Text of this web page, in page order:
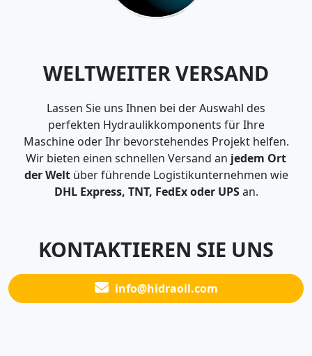
WELTWEITER VERSAND
Lassen Sie uns Ihnen bei der Auswahl des
perfekten Hydraulikkomponents für Ihre
Maschine oder Ihr bevorstehendes Projekt helfen.
Wir bieten einen schnellen Versand an jedem Ort
der Weltüber führende Logistikunternehmen wie
DHL Express, TNT, FedEx oder UPSan.
KONTAKTIEREN SIE UNS
info@hidraoil.com